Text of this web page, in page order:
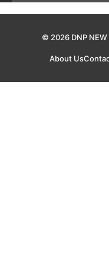
© 2026 DNP
About Us